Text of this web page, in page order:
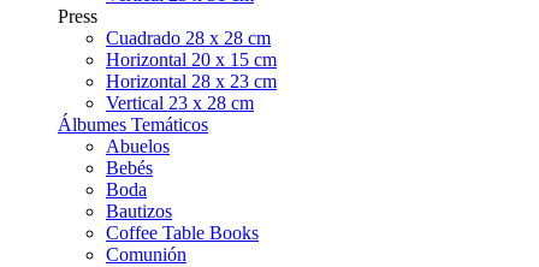
Press
Cuadrado 28 x 28 cm
Horizontal 20 x 15 cm
Horizontal 28 x 23 cm
Vertical 23 x 28 cm
Álbumes Temáticos
Abuelos
Bebés
Boda
Bautizos
Coffee Table Books
Comunión